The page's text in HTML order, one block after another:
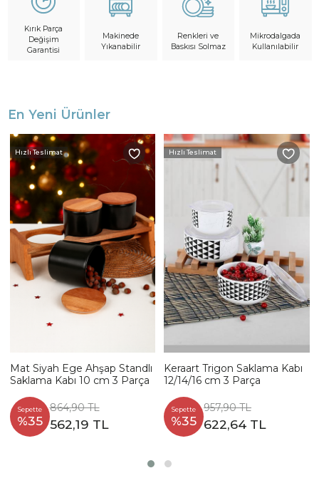
Kırık Parça
Değişim
Garantisi
Makinede
Yıkanabilir
Renkleri ve
Baskısı Solmaz
Mikrodalgada
Kullanılabilir
En Yeni Ürünler
Hızlı Teslimat
Mat Siyah Ege Ahşap Standlı
Saklama Kabı 10 cm 3 Parça
Sepette
%35
864,90 TL
562,19 TL
Hızlı Teslimat
Keraart Trigon Saklama Kabı
12/14/16 cm 3 Parça
Sepette
%35
957,90 TL
622,64 TL